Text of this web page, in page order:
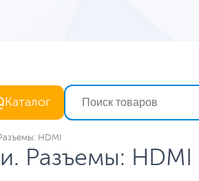
Каталог
HDMI
Разъемы: HDMI